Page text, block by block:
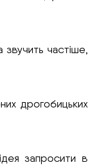
частіше,
дрогобицьких
запросити в